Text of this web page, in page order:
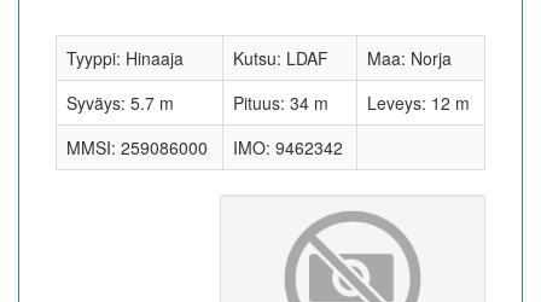
Tyyppi: Hinaaja Kutsu: LDAF
Maa: Norja
Syväys: 5.7 m
Pituus: 34 m
Leveys: 12 m
MMSI: 259086000
IMO: 9462342